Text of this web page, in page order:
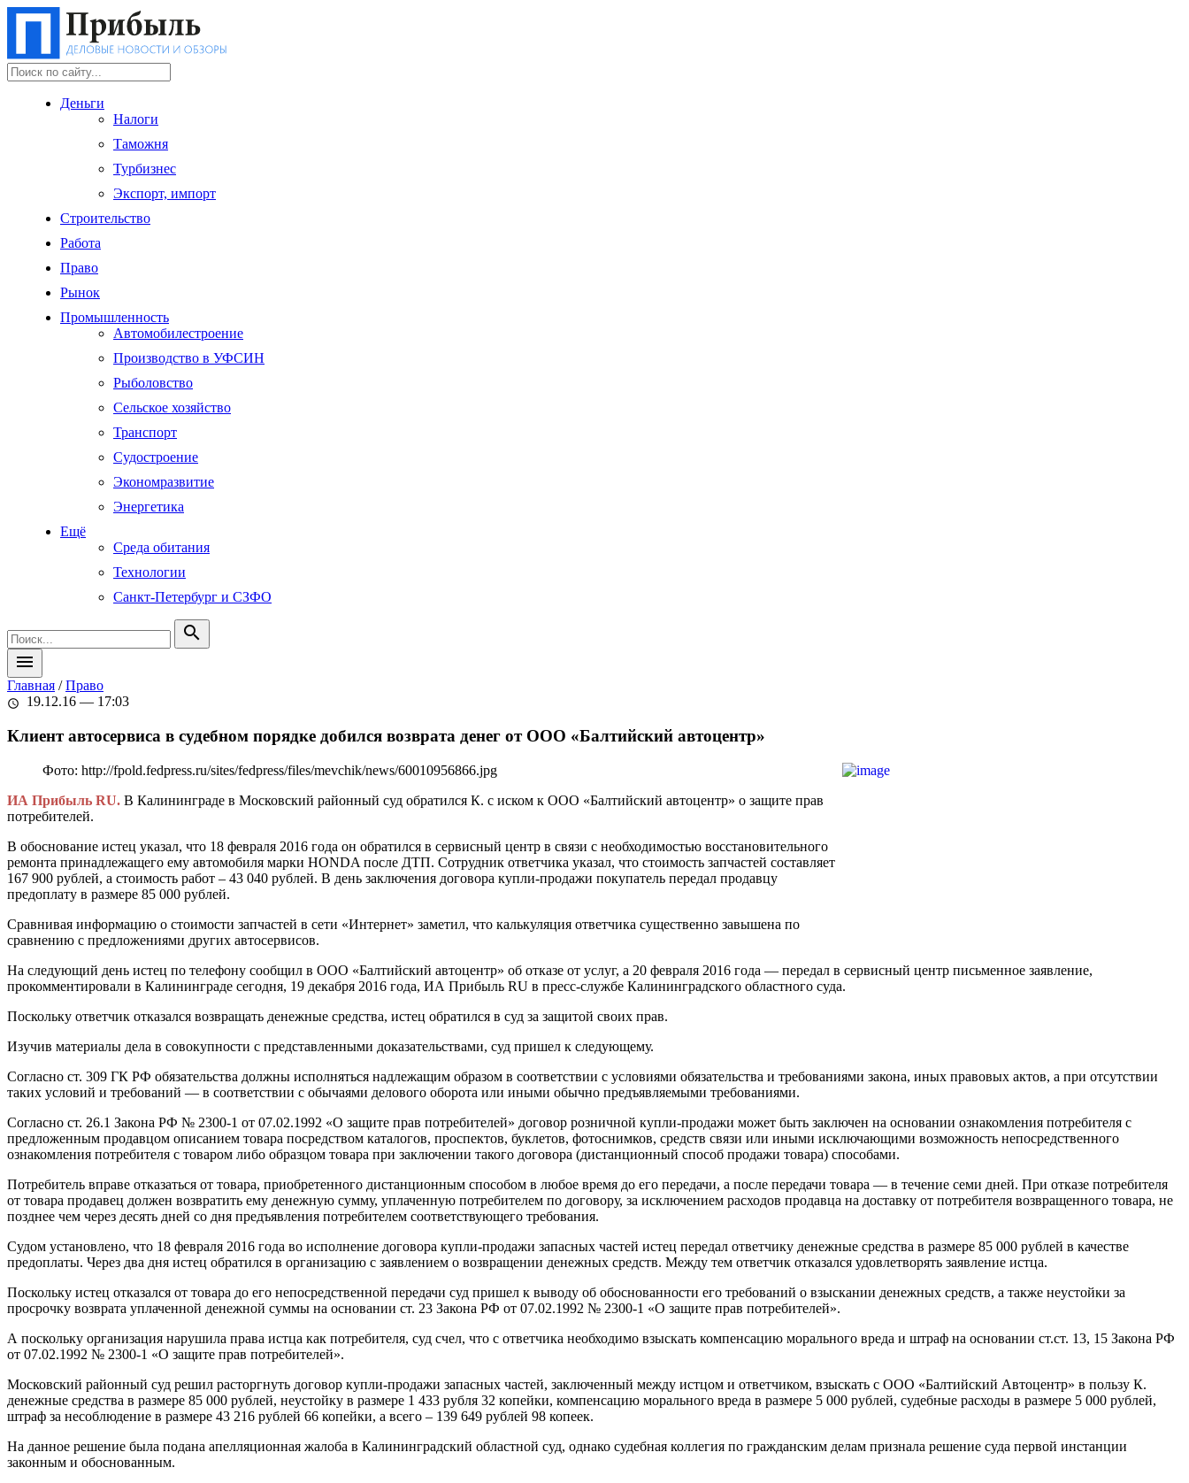
Деньги
Налоги
Таможня
Турбизнес
Экспорт, импорт
Строительство
Работа
Право
Рынок
Промышленность
Автомобилестроение
Производство в УФСИН
Рыболовство
Сельское хозяйство
Транспорт
Судостроение
Экономразвитие
Энергетика
Ещё
Среда обитания
Технологии
Санкт-Петербург и СЗФО
search
menu
Главная /Право
schedule 19.12.16 — 17:03
Клиент автосервиса в судебном порядке добился возврата денег от ООО «Балтийский автоцентр»
Фото: http://fpold.fedpress.ru/sites/fedpress/files/mevchik/news/60010956866.jpg
ИА Прибыль RU. В Калининграде в Московский районный суд обратился К. с иском к ООО «Балтийский автоцентр» о защите прав
потребителей.
В обоснование истец указал, что 18 февраля 2016 года он обратился в сервисный центр в связи с необходимостью восстановительного
ремонта принадлежащего ему автомобиля марки HONDA после ДТП. Сотрудник ответчика указал, что стоимость запчастей составляет
167 900 рублей, а стоимость работ – 43 040 рублей. В день заключения договора купли-продажи покупатель передал продавцу
предоплату в размере 85 000 рублей.
Сравнивая информацию о стоимости запчастей в сети «Интернет» заметил, что калькуляция ответчика существенно завышена по
сравнению с предложениями других автосервисов.
На следующий день истец по телефону сообщил в ООО «Балтийский автоцентр» об отказе от услуг, а 20 февраля 2016 года — передал в сервисный центр письменное заявление,
прокомментировали в Калининграде сегодня, 19 декабря 2016 года, ИА Прибыль RU в пресс-службе Калининградского областного суда.
Поскольку ответчик отказался возвращать денежные средства, истец обратился в суд за защитой своих прав.
Изучив материалы дела в совокупности с представленными доказательствами, суд пришел к следующему.
Согласно ст. 309 ГК РФ обязательства должны исполняться надлежащим образом в соответствии с условиями обязательства и требованиями закона, иных правовых актов, а при отсутствии
таких условий и требований — в соответствии с обычаями делового оборота или иными обычно предъявляемыми требованиями.
Согласно ст. 26.1 Закона РФ № 2300-1 от 07.02.1992 «О защите прав потребителей» договор розничной купли-продажи может быть заключен на основании ознакомления потребителя с
предложенным продавцом описанием товара посредством каталогов, проспектов, буклетов, фотоснимков, средств связи или иными исключающими возможность непосредственного
ознакомления потребителя с товаром либо образцом товара при заключении такого договора (дистанционный способ продажи товара) способами.
Потребитель вправе отказаться от товара, приобретенного дистанционным способом в любое время до его передачи, а после передачи товара — в течение семи дней. При отказе потребителя
от товара продавец должен возвратить ему денежную сумму, уплаченную потребителем по договору, за исключением расходов продавца на доставку от потребителя возвращенного товара, не
позднее чем через десять дней со дня предъявления потребителем соответствующего требования.
Судом установлено, что 18 февраля 2016 года во исполнение договора купли-продажи запасных частей истец передал ответчику денежные средства в размере 85 000 рублей в качестве
предоплаты. Через два дня истец обратился в организацию с заявлением о возвращении денежных средств. Между тем ответчик отказался удовлетворять заявление истца.
Поскольку истец отказался от товара до его непосредственной передачи суд пришел к выводу об обоснованности его требований о взыскании денежных средств, а также неустойки за
просрочку возврата уплаченной денежной суммы на основании ст. 23 Закона РФ от 07.02.1992 № 2300-1 «О защите прав потребителей».
А поскольку организация нарушила права истца как потребителя, суд счел, что с ответчика необходимо взыскать компенсацию морального вреда и штраф на основании ст.ст. 13, 15 Закона РФ
от 07.02.1992 № 2300-1 «О защите прав потребителей».
Московский районный суд решил расторгнуть договор купли-продажи запасных частей, заключенный между истцом и ответчиком, взыскать с ООО «Балтийский Автоцентр» в пользу К.
денежные средства в размере 85 000 рублей, неустойку в размере 1 433 рубля 32 копейки, компенсацию морального вреда в размере 5 000 рублей, судебные расходы в размере 5 000 рублей,
штраф за несоблюдение в размере 43 216 рублей 66 копейки, а всего – 139 649 рублей 98 копеек.
На данное решение была подана апелляционная жалоба в Калининградский областной суд, однако судебная коллегия по гражданским делам признала решение суда первой инстанции
законным и обоснованным.